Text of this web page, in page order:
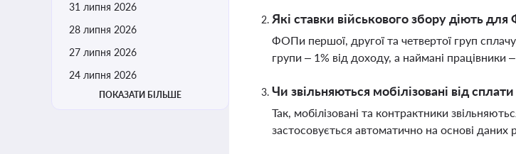
31 липня 2026
28 липня 2026
27 липня 2026
24 липня 2026
ПОКАЗАТИ БІЛЬШЕ
Які ставки військового збору діють
ФОПи першої, другої та четвертої груп
групи – 1% від доходу, а наймані працівники
Чи звільняються мобілізовані від
Так, мобілізовані та контрактники
застосовується автоматично на основі даних